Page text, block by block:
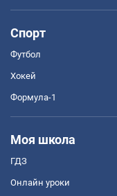
Спорт
Футбол
Хокей
Формула-1
Моя школа
ГДЗ
Онлайн уроки